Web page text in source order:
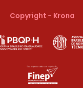
Copyright - Krona